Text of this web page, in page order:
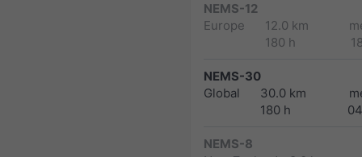
NEMS-12
Europe
12.0 km
180 h
NEMS-30
Global
30.0 km
180 h
NEMS-8